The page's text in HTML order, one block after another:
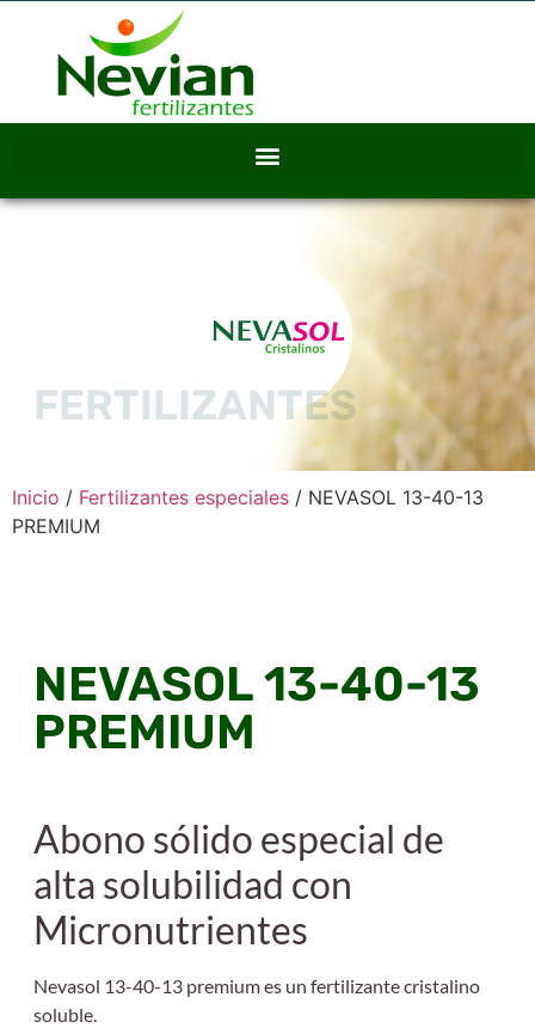
Inicio / Fertilizantes especiales / NEVASOL 13-40-13
PREMIUM
NEVASOL 13-40-13
PREMIUM
Abono sólido especial de
alta solubilidad con
Micronutrientes
Nevasol 13-40-13 premium es un fertilizante cristalino
soluble.
FERTILIZANTES